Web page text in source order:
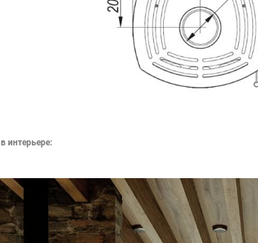
в интерьере: